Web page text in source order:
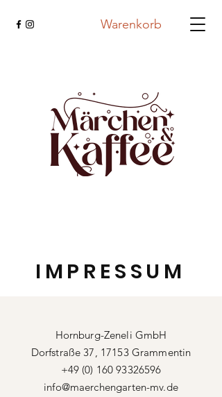
Warenkorb
IMPRESSUM
Hornburg-Zeneli GmbH
Dorfstraße 37, 17153 Grammentin
+49 (0) 160 93326596
info@maerchengarten-mv.de